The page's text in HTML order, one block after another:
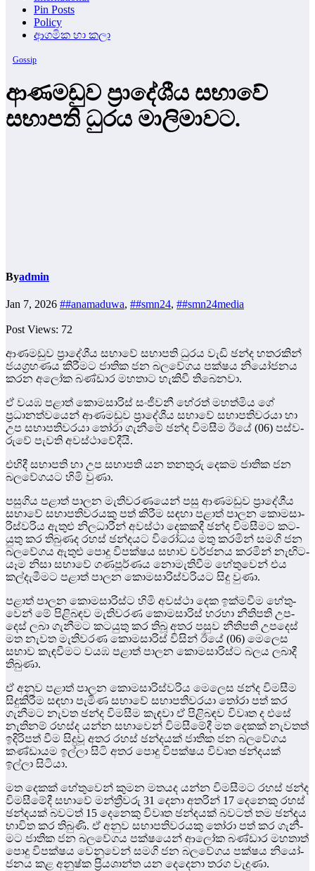
Pin Posts
Policy
ආගමික හා කලා
Gossip
ආණ­ම­ඩුව ප්‍රාදේ­ශීය සභාවේ
සභා­පති ධුරය මාලිමාවට.
Byadmin
Jan 7, 2026 ##anamaduwa, ##smn24, ##smn24media
Post Views: 72
ආණ­ම­ඩුව ප්‍රාදේ­ශීය සභාවේ සභා­පති ධුරය වැඩි ඡන්ද හත­ර­කින්
ජය­ග්‍ර­හ­ණය කිරී­මට ජාතික ජන බල­වේ­ගය පක්ෂය නියෝ­ජ­නය
කරන අලෝක බණ්ඩාර මහතාට හැකිවී තිබෙනවා.
ඒ වයඹ පළාත් කොම­සා­රිස් සංජී­වනී හේරත් මහ­ත්මිය ගේ
ප්‍රධානත්වයෙන් ආණ­ම­ඩුව ප්‍රාදේ­ශීය සභාවේ සභා­ප­ති­ව­රයා හා
උප සභා­ප­ති­ව­රයා තෝරා ගැනීමේ ඡන්ද විම­සීම ඊයේ (06) පස්ව­
රුවේ පැවති අවස්ථාවේදීයි.
එහිදී සභා­පති හා උප සභා­පති යන තන­තුරු දෙකම ජාතික ජන
බල­වේ­ග­යට හිමි වුණා.
පසු­ගිය පළාත් පාලන මැති­ව­ර­ණ­යෙන් පසු ආණ­ම­ඩුව ප්‍රාදේ­ශීය
සභාවේ සභා­ප­ති­ව­ර­යකු පත් කිරීම සඳහා පළාත් පාලන කොම­සා­
රි­ස්ව­රිය ඇතුළු නිල­ධා­රීන් අවස්ථා දෙක­කදී ඡන්ද විම­සී­මට කට­
යුතු කර තිබු­ණද රහස් ඡන්ද­යට විරෝ­ධය මතු කර­මින් සමගි ජන
බල­වේ­ගය ඇතුළු පොදු විප­ක්ෂය සභාව වර්ජ­නය කර­මින් නැඟි­ට­
යෑම නිසා සභාවේ ගණපූර්ණය නොමැ­ති­වීම හේතු­වෙන් එය
කල්දැ­මී­මට පළාත් පාලන කොම­සා­රි­ස්ව­රි­යට සිදු වුණා.
පළාත් පාලන කොම­සා­රිස්ට හිමි අවස්ථා දෙක ඉක්ම­වීම හේතු­
වෙන් මේ පිළි­බ­ඳව මැති­ව­රණ කොම­සා­රිස් හරහා නීති­පති උප­
දෙස් ලබා ගැනී­මට කට­යුතු කර තිබූ අතර පසුව නීති­පති උප­දෙස්
මත නැවත මැති­ව­රණ කොම­සා­රිස් විසින් ඊ‌යේ (06) මෙලෙස
සභාව කැඳ­වී­මට වයඹ පළාත් පාලන කොම­සා­රිස්ට බලය ලබා­දී
තිබුණා.
ඒ අනුව පළාත් පාලන කොම­සා­රි­ස්ව­රිය මෙලෙස ඡන්ද විම­සීම
සිදු­කි­රී­ම සඳහා පැමිණ සභාවේ සභා­ප­ති­ව­රයා තෝරා පත් කර
ගැනී­මට නැවත ඡන්ද විම­සීම කැඳවා ඒ පිළි­බ­ඳව විවෘත ද එසේ
නැති­නම් රහස්ද යන්න සභා­වෙන් විම­සී­මේදී මත දෙකක් නැව­තත්
ඉදි­රි­පත් වීම සිදුවූ අතර රහස් ඡන්ද­යක් ජාතික ජන බල­වේ­ගය
කණ්ඩා­යම ඉල්ලා සිටි අතර පොදු විප­ක්ෂය විවෘත ඡන්ද­යක්
ඉල්ලා සිටි­යා.
මත දෙකක් හේතු­වෙන් කුමන මත­යද යන්න විම­සී­මට රහස් ඡන්ද
විම­සී­මේදී සභාවේ මන්ත්‍රී­වරු 31 දෙනා අත­රින් 17 දෙනෙකු රහස්
ඡන්ද­යක් බව­ටත් 15 දෙනෙකු විවෘත ඡන්ද­යක් බව­ටත් තම ඡන්දය
භාවිත කර තිබුණි. ඒ අනුව සභා­ප­ති­ව­ර­යකු තෝරා පත් කර ගැනී­
මට ජාතික ජන බල­වේ­ගය පක්ෂ­යෙන් ආලෝක බණ්ඩාර මහ­තාත්
පොදු විප­ක්ෂය වෙනු­වෙන් සමගි ජන බල­වේ­ගය පක්ෂය නියෝ­
ජ­නය කළ අනුෂ්ක ප්‍රිය­ශාන්ත යන දෙදෙනා තරග වැදුණා.